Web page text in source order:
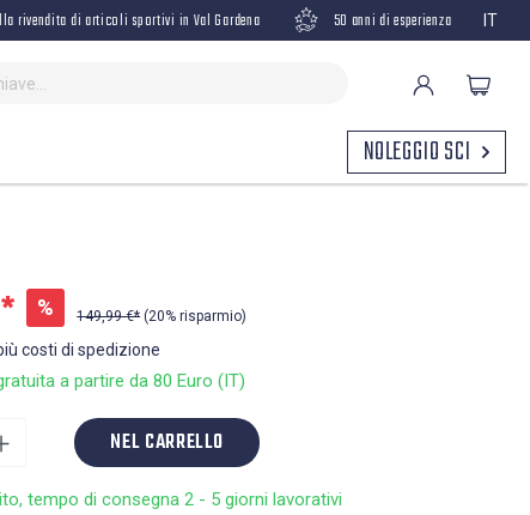
rivendita di articoli sportivi in Val Gardena 50 anni di esperienza IT
NOLEGGIO SCI
% 149,99 €* (20% risparmio)
costi di spedizione
a partire da 80 Euro (IT)
NEL CARRELLO
tempo di consegna 2 - 5 giorni lavorativi